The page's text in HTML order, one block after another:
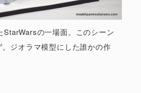
StarWarsの一場面。このシーン
ジオラマ模型にした誰かの作